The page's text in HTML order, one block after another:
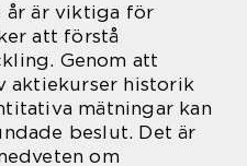
år är viktiga för
att förstå
Genom att
aktiekurser historik
mätningar kan
beslut. Det är
om